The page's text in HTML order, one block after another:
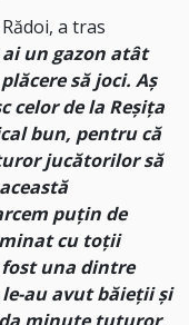
a tras
un gazon atât
să joci. Aș
celor de la Reșița
bun, pentru că
jucătorilor să
puțin de
cu toții
fost una dintre
au avut băieții și